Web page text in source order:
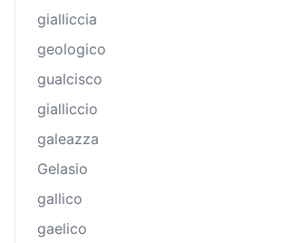
gialliccia
geologico
gualcisco
gialliccio
galeazza
Gelasio
gallico
gaelico